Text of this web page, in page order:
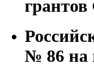
№ 86 на